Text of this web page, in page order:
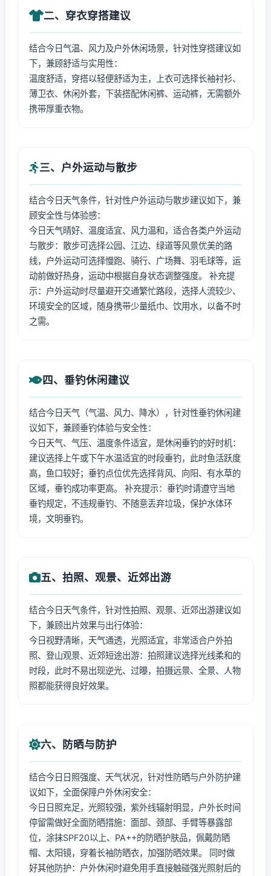
二、穿衣穿搭建议
结合今日气温、风力及户外休闲场景，针对性穿搭建议如
下，兼顾舒适与实用性：
温度舒适，穿搭以轻便舒适为主，上衣可选择长袖衬衫、
薄卫衣、休闲外套，下装搭配休闲裤、运动裤，无需额外
携带厚重衣物。
三、户外运动与散步
结合今日天气条件，针对性户外运动与散步建议如下，兼
顾安全性与体验感：
今日天气晴好、温度适宜、风力温和，适合各类户外运动
与散步：散步可选择公园、江边、绿道等风景优美的路
线，户外运动可选择慢跑、骑行、广场舞、羽毛球等，运
动前做好热身，运动中根据自身状态调整强度。 补充提
示：户外运动时尽量避开交通繁忙路段，选择人流较少、
环境安全的区域，随身携带少量纸巾、饮用水，以备不时
之需。
四、垂钓休闲建议
结合今日天气（气温、风力、降水），针对性垂钓休闲建
议如下，兼顾垂钓体验与安全性：
今日天气、气压、温度条件适宜，是休闲垂钓的好时机：
建议选择上午或下午水温适宜的时段垂钓，此时鱼活跃度
高，鱼口较好；垂钓点位优先选择背风、向阳、有水草的
区域，垂钓成功率更高。 补充提示：垂钓时请遵守当地
垂钓规定，不违规垂钓、不随意丢弃垃圾，保护水体环
境，文明垂钓。
五、拍照、观景、近郊出游
结合今日天气条件，针对性拍照、观景、近郊出游建议如
下，兼顾出片效果与出行体验：
今日视野清晰，天气通透，光照适宜，非常适合户外拍
照、登山观景、近郊短途出游：拍照建议选择光线柔和的
时段，此时不易出现逆光、过曝，拍摄远景、全景、人物
照都能获得良好效果。
六、防晒与防护
结合今日日照强度、天气状况，针对性防晒与户外防护建
议如下，全面保障户外休闲安全：
今日日照充足，光照较强，紫外线辐射明显，户外长时间
停留需做好全面防晒措施：面部、颈部、手臂等暴露部
位，涂抹SPF20以上、PA++的防晒护肤品，佩戴防晒
帽、太阳镜，穿着长袖防晒衣，加强防晒效果。 同时做
好其他防护：户外休闲时避免用手直接触碰强光照射后的